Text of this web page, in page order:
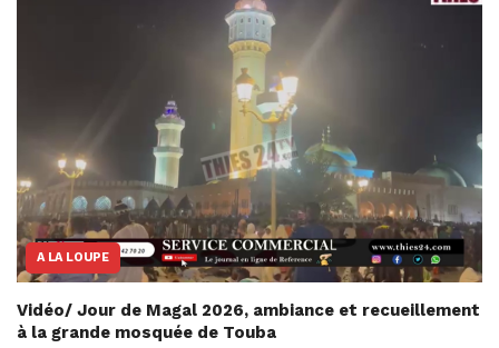
A LA LOUPE
Vidéo/ Jour de Magal 2026, ambiance et recueillement
à la grande mosquée de Touba